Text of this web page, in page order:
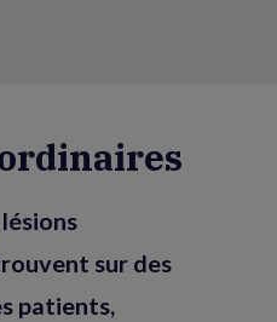
sur des
patients,